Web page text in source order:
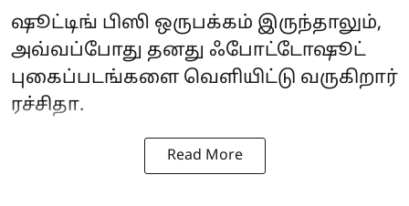
ஷூட்டிங் பிஸி ஒருபக்கம் இருந்தாலும்,
அவ்வப்போது தனது ஃபோட்டோஷூட்
புகைப்படங்களை வெளியிட்டு வருகிறார்
ரச்சிதா.
Read More